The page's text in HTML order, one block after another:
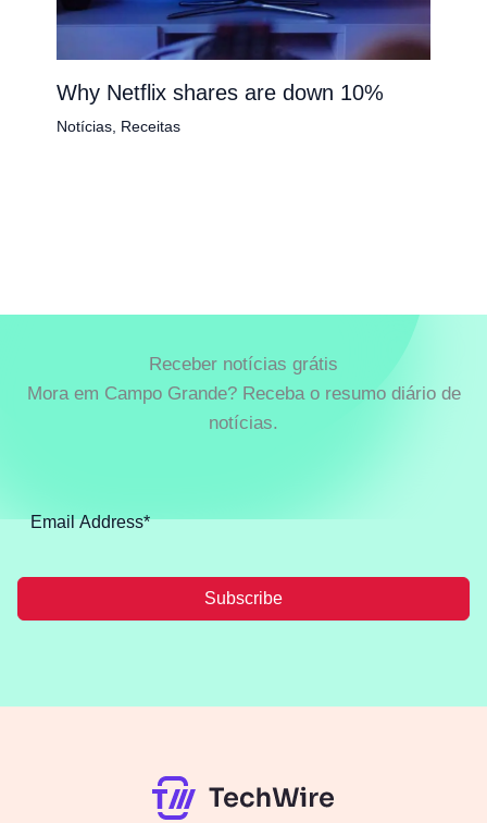
Why Netflix shares are down 10%
Notícias, Receitas
Receber notícias grátis
Mora em Campo Grande? Receba o resumo diário de
notícias.
Subscribe